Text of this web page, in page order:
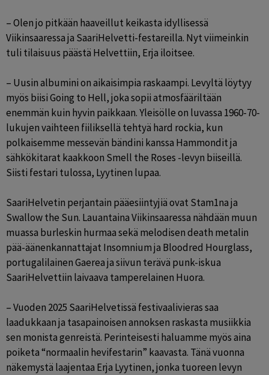
– Olen jo pitkään haaveillut keikasta idyllisessä
Viikinsaaressa ja SaariHelvetti-festareilla. Nyt viimeinkin
tuli tilaisuus päästä Helvettiin, Erja iloitsee.
– Uusin albumini on aikaisimpia raskaampi. Levyltä löytyy
myös biisi Going to Hell, joka sopii atmosfääriltään
enemmän kuin hyvin paikkaan. Yleisölle on luvassa 1960-70-
lukujen vaihteen fiiliksellä tehtyä hard rockia, kun
polkaisemme messevän bändini kanssa Hammondit ja
sähkökitarat kaakkoon Smell the Roses -levyn biiseillä.
Siisti festari tulossa, Lyytinen lupaa.
SaariHelvetin perjantain pääesiintyjiä ovat Stam1na ja
Swallow the Sun. Lauantaina Viikinsaaressa nähdään muun
muassa burleskin hurmaa sekä melodisen death metalin
pää-äänenkannattajat Insomnium ja Bloodred Hourglass,
portugalilainen Gaerea ja siivun terävä punk-iskua
SaariHelvettiin laivaava tamperelainen Huora.
– Vuoden 2025 SaariHelvetissä festivaalivieras saa
laadukkaan ja tasapainoisen annoksen raskasta musiikkia
sen monista genreistä. Perinteisesti haluamme myös aina
poiketa “normaalin hevifestarin” kaavasta. Tänä vuonna
näkemystä laajentaa Erja Lyytinen, jonka tuoreen levyn